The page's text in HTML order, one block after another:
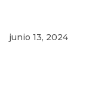
junio 13, 2024